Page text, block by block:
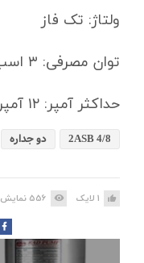
ولتاژ: تک فاز
توان مصرفی: ۳ اسب
حداکثر آمپر: ۱۲ آمپر
2ASB 4/8 دو جداره
1 لایک 556 نمایش